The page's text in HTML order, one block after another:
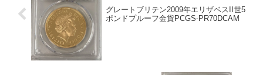
グレートブリテン2009年エリザベスII世5
ポンドプルーフ金貨PCGS-PR70DCAM